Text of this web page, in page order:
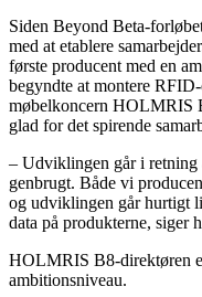
Siden Beyond Beta-
med at etablere
første producent med en
begyndte at montere
møbelkoncern HOLMRIS
glad for det spirende
– Udviklingen går i retning
genbrugt. Både vi
og udviklingen går hurtigt
data på produkterne, siger
HOLMRIS B8-direktøren
ambitionsniveau.